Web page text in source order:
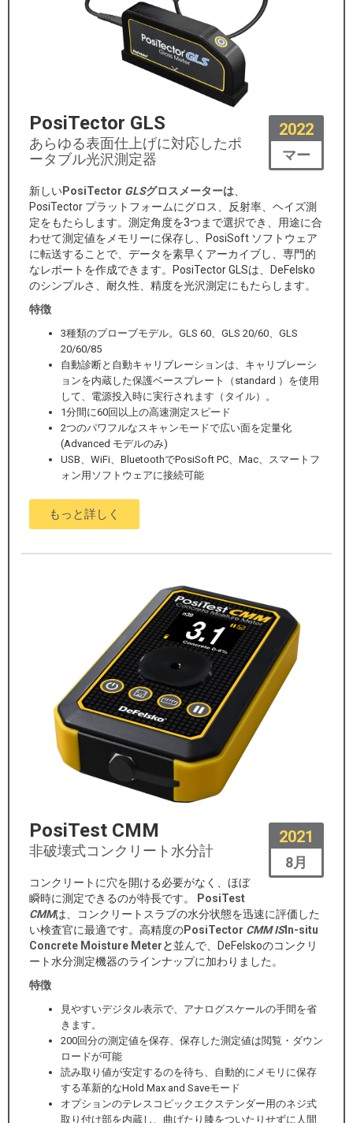
2022
マー
PosiTector GLS
あらゆる表面仕上げに対応したポ
ータブル光沢測定器
新しいPosiTector GLSグロスメーターは
PosiTector プラットフォームにグロス、反射率、ヘイズ測
定をもたらします。測定角度を3つまで選択でき、用途に合
わせて測定値をメモリーに保存し、PosiSoft ソフトウェア
に転送することで、データを素早くアーカイブし、専門的
なレポートを作成できます。PosiTector GLSは、DeFelsko
のシンプルさ、耐久性、精度を光沢測定にもたらします。
特徴
3種類のプローブモデル。GLS 60、GLS 20/60、GLS
20/60/85
自動診断と自動キャリブレーションは、キャリブレーシ
ョンを内蔵した保護ベースプレート（standard ）を使用
して、電源投入時に実行されます（タイル）。
1分間に60回以上の高速測定スピード
2つのパワフルなスキャンモードで広い面を定量化
(Advanced モデルのみ)
USB、WiFi、BluetoothでPosiSoft PC、Mac、スマートフ
ォン用ソフトウェアに接続可能
もっと詳しく
2021
8月
PosiTest CMM
非破壊式コンクリート水分計
コンクリートに穴を開ける必要がなく、ほぼ
瞬時に測定できるのが特長です。
PosiTest
CMMは、コンクリートスラブの水分状態を迅速に評価した
い検査官に最適です。高精度のPosiTector CMM ISIn-situ
Concrete Moisture Meterと並んで、DeFelskoのコンクリ
ート水分測定機器のラインナップに加わりました。
特徴
見やすいデジタル表示で、アナログスケールの手間を省
きます。
200回分の測定値を保存、保存した測定値は閲覧・ダウン
ロードが可能
読み取り値が安定するのを待ち、自動的にメモリに保存
する革新的なHold Max and Saveモード
オプションのテレスコピックエクステンダー用のネジ式
取り付け部を内蔵し、曲げたり膝をついたりせずに人間